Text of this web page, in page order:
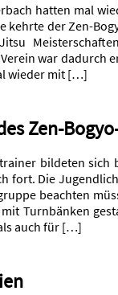
hatten mal
kehrte der Zen-
war dadurch
wieder mit […]
Zen-
bildeten
fort. Die
beachten
Turnbänken
auch für […]